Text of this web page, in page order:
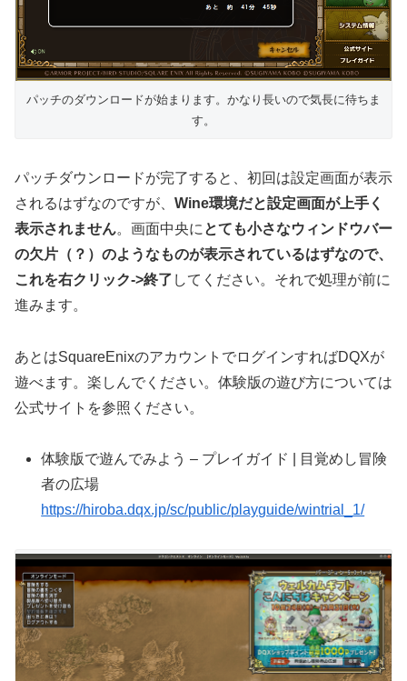
パッチのダウンロードが始まります。かなり長いので気長に待ちま
す。
パッチダウンロードが完了すると、初回は設定画面が表示
されるはずなのですが、 Wine環境だと設定画面が上手く
表示されません。画面中央に とても小さなウィンドウバー
の欠片（？）のようなものが表示されているはずなので、
これを右クリック->終了 してください。それで処理が前に
進みます。
あとはSquareEnixのアカウントでログインすればDQXが
遊べます。楽しんでください。体験版の遊び方については
公式サイトを参照ください。
体験版で遊んでみよう – プレイガイド | 目覚めし冒険
者の広場
https://hiroba.dqx.jp/sc/public/playguide/wintrial_1/